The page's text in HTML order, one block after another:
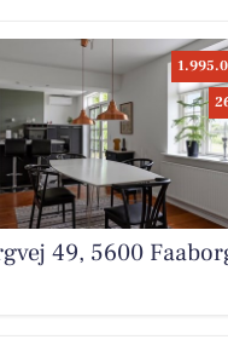
49, 5600